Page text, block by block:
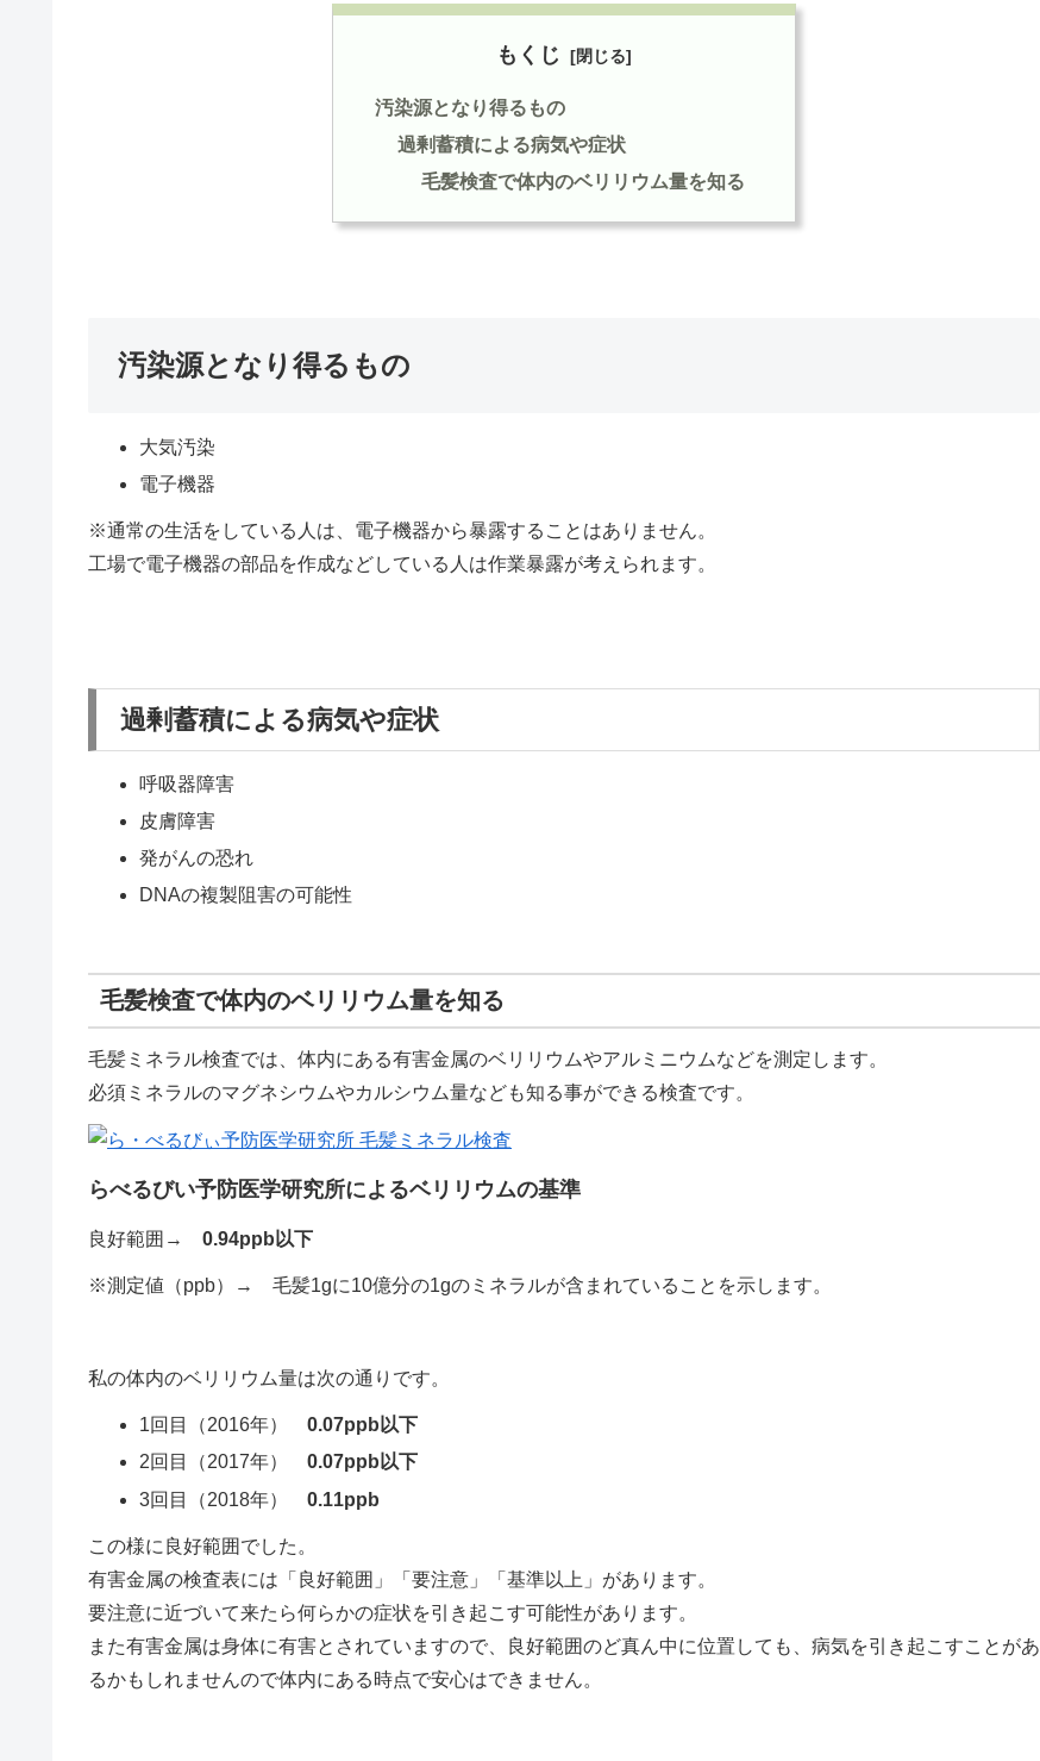
もくじ
汚染源となり得るもの
過剰蓄積による病気や症状
毛髪検査で体内のベリリウム量を知る
汚染源となり得るもの
大気汚染
電子機器
※通常の生活をしている人は、電子機器から暴露することはありません。
工場で電子機器の部品を作成などしている人は作業暴露が考えられます。
過剰蓄積による病気や症状
呼吸器障害
皮膚障害
発がんの恐れ
DNAの複製阻害の可能性
毛髪検査で体内のベリリウム量を知る
毛髪ミネラル検査では、体内にある有害金属のベリリウムやアルミニウムなどを測定します。
必須ミネラルのマグネシウムやカルシウム量なども知る事ができる検査です。
らべるびい予防医学研究所によるベリリウムの基準
良好範囲→ 0.94ppb以下
※測定値（ppb）→ 毛髪1gに10億分の1gのミネラルが含まれていることを示します。
私の体内のベリリウム量は次の通りです。
1回目（2016年）0.07ppb以下
2回目（2017年）0.07ppb以下
3回目（2018年）0.11ppb
この様に良好範囲でした。
有害金属の検査表には「良好範囲」「要注意」「基準以上」があります。
要注意に近づいて来たら何らかの症状を引き起こす可能性があります。
また有害金属は身体に有害とされていますので、良好範囲のど真ん中に位置しても、病気を引き起こすことがあ
るかもしれませんので体内にある時点で安心はできません。